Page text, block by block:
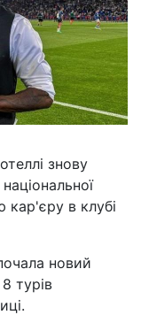
знову
кар'єру в клубі
новий
турів